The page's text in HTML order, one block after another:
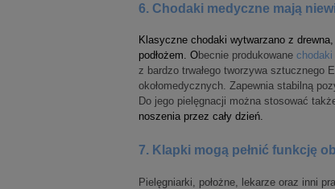
6. Chodaki medyczne mają
Klasyczne chodaki wytwarzano z
podłożem. Obecnie produkowane
z bardzo trwałego tworzywa sztucznego
okołomedycznych. Zapewnia stabilną
Do jego pielęgnacji można stosować
noszenia przez cały dzień.
7. Klapki mogą pełnić funkcję
Pielęgniarki, położne, lekarze oraz inni